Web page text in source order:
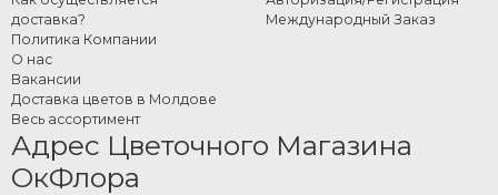
На сайте OkFlora представлена полная коллекция букетов из бабочек для
адрес и дату доставки, при желании добавьте сообщение — OkFlora
подготовит и доставит. Лёгкий, красочный и неожиданный подарок,
доставленный вовремя.
доставка?
Политика Компании
О нас
Вакансии
Доставка цветов в Молдове
Весь ассортимент
Международный Заказ
Адрес Цветочного Магазина
ОкФлора